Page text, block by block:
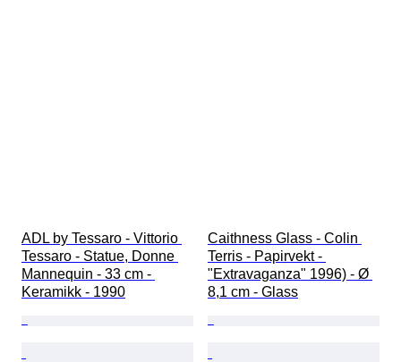
ADL by Tessaro - Vittorio
Tessaro - Statue, Donne
Mannequin - 33 cm -
Keramikk - 1990
Caithness Glass - Colin
Terris - Papirvekt -
"Extravaganza" 1996) - Ø
8,1 cm - Glass